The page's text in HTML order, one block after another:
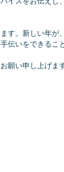
す。新しい年が
伝いをできるこ
願い申し上げます